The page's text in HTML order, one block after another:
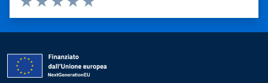
Valuta 5 stelle su 5
Valuta 4 stelle su 5
Valuta 3 stelle su 5
Valuta 2 stelle su 5
Valuta 1 stelle su 5